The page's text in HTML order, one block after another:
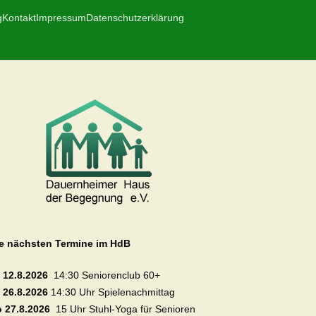
KontaktImpressumDatenschutzerklärung
nächsten Termine im HdB
12.8.2026 14:30 Seniorenclub 60+
26.8.2026 14:30 Uhr Spielenachmittag
27.8.2026 15 Uhr Stuhl-Yoga für Senioren